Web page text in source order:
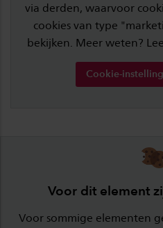
via derden, waarvoor
cookies van type
bekijken. Meer weten?
Cookie-
Voor dit element
Voor sommige elementen